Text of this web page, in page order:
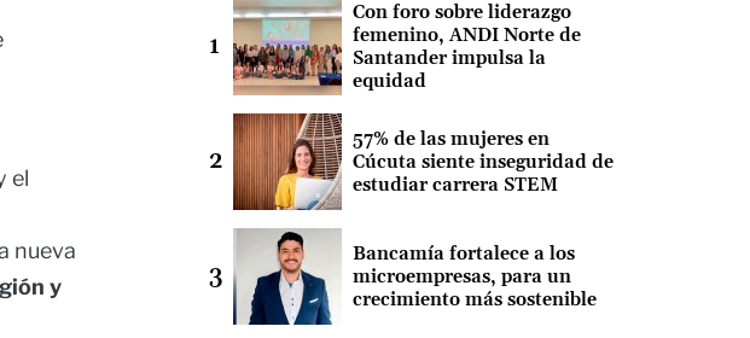
el
nueva
y
Con foro sobre liderazgo
femenino, ANDI Norte de
Santander impulsa la
equidad
57% de las mujeres en
Cúcuta siente inseguridad de
estudiar carrera STEM
Bancamía fortalece a los
microempresas, para un
crecimiento más sostenible